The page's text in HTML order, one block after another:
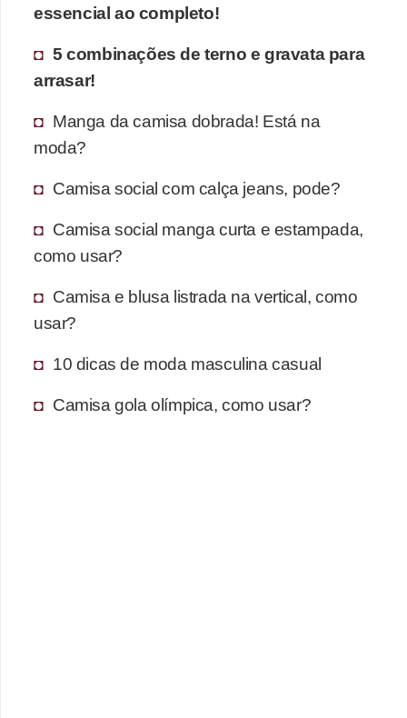
essencial ao completo!
5 combinações de terno e gravata para
arrasar!
Manga da camisa dobrada! Está na
moda?
Camisa social com calça jeans, pode?
Camisa social manga curta e estampada,
como usar?
Camisa e blusa listrada na vertical, como
usar?
10 dicas de moda masculina casual
Camisa gola olímpica, como usar?